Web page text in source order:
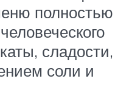
полностью
сладости,
соли и